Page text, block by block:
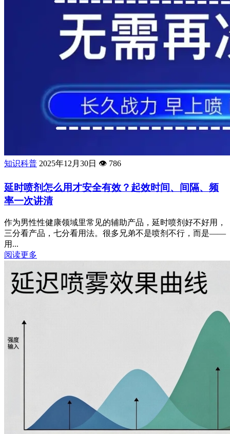
知识科普 2025年12月30日 👁️ 786
延时喷剂怎么用才安全有效？起效时间、间隔、频
率一次讲清
作为男性性健康领域里常见的辅助产品，延时喷剂好不好用，
三分看产品，七分看用法。很多兄弟不是喷剂不行，而是——
用...
阅读更多